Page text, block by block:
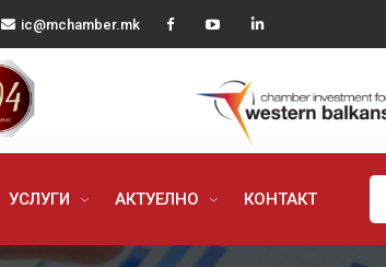
ic@mchamber.mk
УСЛУГИ АКТУЕЛНО КОНТАКТ